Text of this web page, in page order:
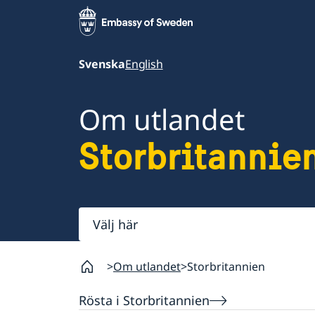
SvenskaEnglish
Om utlandet
Välj
här
Om utlandet Storbritannien
Rösta i Storbritannien